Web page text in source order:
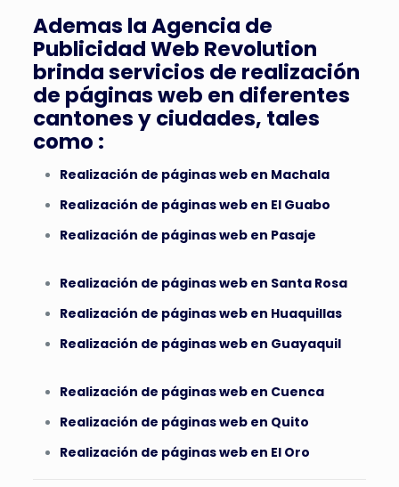
Ademas la Agencia de
Publicidad Web Revolution
brinda servicios de realización
de páginas web en diferentes
cantones y ciudades, tales
como :
Realización de páginas web en Machala
Realización de páginas web en El Guabo
Realización de páginas web en Pasaje
Realización de páginas web en Santa Rosa
Realización de páginas web en Huaquillas
Realización de páginas web en Guayaquil
Realización de páginas web en Cuenca
Realización de páginas web en Quito
Realización de páginas web en El Oro